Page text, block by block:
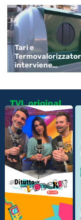
Tari e
interviene
Confartigianato
TVL original